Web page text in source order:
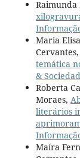
Raimunda
Maria
temática
&
Roberta
Moraes,
literários
Maíra